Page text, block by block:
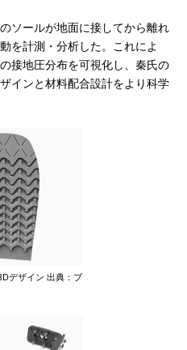
ソールが地面に接してから離れ
を計測・分析した。これによ
接地圧分布を可視化し、秦氏の
インと材料配合設計をより科学
デザイン 出典：ブ